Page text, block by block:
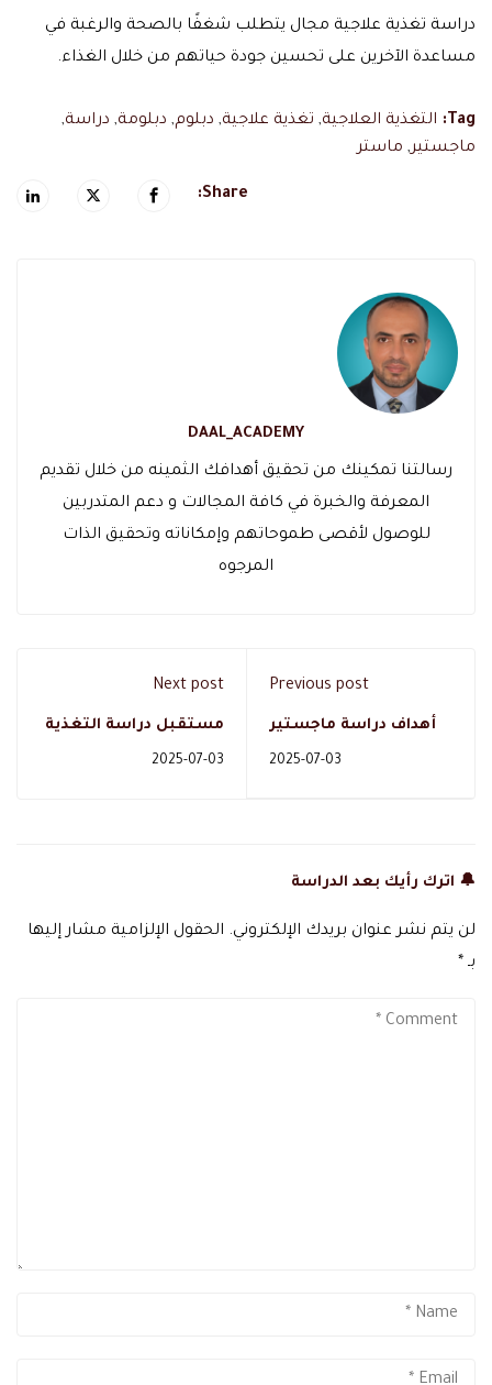
دراسة تغذية علاجية مجال يتطلب شغفًا بالصحة والرغبة في
مساعدة الآخرين على تحسين جودة حياتهم من خلال الغذاء.
Tag: التغذية العلاجية, تغذية علاجية, دبلوم, دبلومة, دراسة,
ماجستير, ماستر
Share:
DAAL_ACADEMY
رسالتنا تمكينك من تحقيق أهدافك الثمينه من خلال تقديم
المعرفة والخبرة في كافة المجالات و دعم المتدربين
للوصول لأقصى طموحاتهم وإمكاناته وتحقيق الذات
المرجوه
Previous post
أهداف دراسة ماجستير
2025-07-03
Next post
مستقبل دراسة التغذية
2025-07-03
🔔 اترك رأيك بعد الدراسة
لن يتم نشر عنوان بريدك الإلكتروني. الحقول الإلزامية مشار إليها
بـ *